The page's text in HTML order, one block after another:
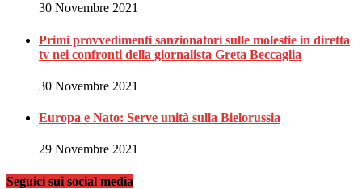
30 Novembre 2021
Primi provvedimenti sanzionatori sulle molestie in diretta
tv nei confronti della giornalista Greta Beccaglia
30 Novembre 2021
Europa e Nato: Serve unità sulla Bielorussia
29 Novembre 2021
Seguici sui social media